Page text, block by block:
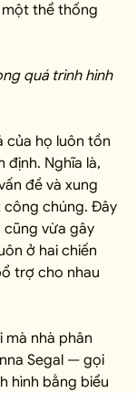
thể thống
quá trình hình
của họ luôn tồn
định. Nghĩa là,
đề và xung
chúng. Đây
vừa gây
ở hai chiến
trợ cho nhau
nhà phân
Segal — gọi
hình bằng biểu